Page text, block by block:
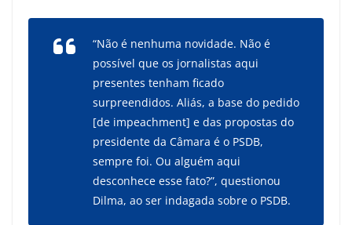
“Não é nenhuma novidade. Não é
possível que os jornalistas aqui
presentes tenham ficado
surpreendidos. Aliás, a base do pedido
[de impeachment] e das propostas do
presidente da Câmara é o PSDB,
sempre foi. Ou alguém aqui
desconhece esse fato?”, questionou
Dilma, ao ser indagada sobre o PSDB.